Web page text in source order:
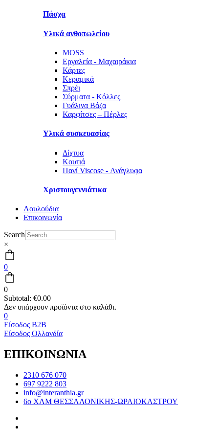
Πάσχα
Υλικά ανθοπωλείου
MOSS
Εργαλεία - Μαχαιράκια
Κάρτες
Κεραμικά
Σπρέι
Σύρματα - Κόλλες
Γυάλινα Βάζα
Καρφίτσες – Πέρλες
Υλικά συσκευασίας
Δίχτυα
Κουτιά
Πανί Viscose - Ανάγλυφα
Χριστουγεννιάτικα
Λουλούδια
Επικοινωνία
Search
×
0
0
Subtotal: €0.00
0
Είσοδος B2B
Είσοδος Ολλανδία
ΕΠΙΚΟΙΝΩΝΙΑ
2310 676 070
697 9222 803
info@interanthia.gr
6ο ΧΛΜ ΘΕΣΣΑΛΟΝΙΚΗΣ-ΩΡΑΙΟΚΑΣΤΡΟΥ